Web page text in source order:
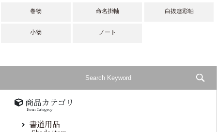
巻物 命名掛軸 白抜趣彩軸
小物 ノート
商品カテゴリ
Item Categroy
書道用品